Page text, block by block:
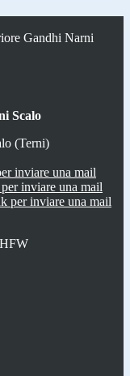
Gandhi Narni
Scalo
(Terni)
inviare una mail
inviare una mail
per inviare una mail